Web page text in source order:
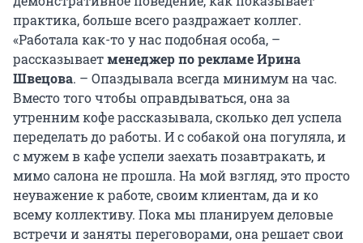
практика, больше всего раздражает коллег.
«Работала как-то у нас подобная особа, –
рассказываетменеджер по рекламе Ирина
Швецова. – Опаздывала всегда минимум на час.
Вместо того чтобы оправдываться, она за
утренним кофе рассказывала, сколько дел успела
переделать до работы. И с собакой она погуляла, и
с мужем в кафе успели заехать позавтракать, и
мимо салона не прошла. На мой взгляд, это просто
неуважение к работе, своим клиентам, да и ко
всему коллективу. Пока мы планируем деловые
встречи и заняты переговорами, она решает свои